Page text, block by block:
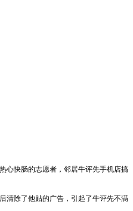
心快肠的志愿者，邻居牛评先手机店搞
清除了他贴的广告，引起了牛评先不满